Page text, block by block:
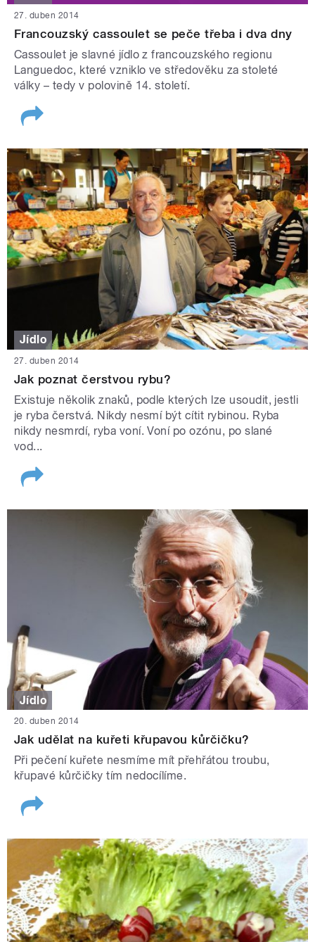
27. duben 2014
Francouzský cassoulet se peče třeba i dva dny
Cassoulet je slavné jídlo z francouzského regionu
Languedoc, které vzniklo ve středověku za stoleté
války – tedy v polovině 14. století.
Jídlo
27. duben 2014
Jak poznat čerstvou rybu?
Existuje několik znaků, podle kterých lze usoudit, jestli
je ryba čerstvá. Nikdy nesmí být cítit rybinou. Ryba
nikdy nesmrdí, ryba voní. Voní po ozónu, po slané
vod...
Jídlo
20. duben 2014
Jak udělat na kuřeti křupavou kůrčičku?
Při pečení kuřete nesmíme mít přehřátou troubu,
křupavé kůrčičky tím nedocílíme.